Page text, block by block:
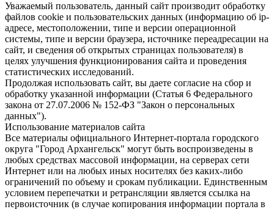
Уважаемый пользователь, данный сайт производит обработку
файлов cookie и пользовательских данных (информацию об ip-
адресе, местоположении, типе и версии операционной
системы, типе и версии браузера, источнике переадресации на
сайт, и сведения об открытых страницах пользователя) в
целях улучшения функционирования сайта и проведения
статистических исследований.
Продолжая использовать сайт, вы даете согласие на сбор и
обработку указанной информации (Статья 6 Федерального
закона от 27.07.2006 № 152-ФЗ "Закон о персональных
данных").
Использование материалов сайта
Все материалы официального Интернет-портала городского
округа "Город Архангельск" могут быть воспроизведены в
любых средствах массовой информации, на серверах сети
Интернет или на любых иных носителях без каких-либо
ограничений по объему и срокам публикации. Единственным
условием перепечатки и ретрансляции является ссылка на
первоисточник (в случае копирования информации портала в